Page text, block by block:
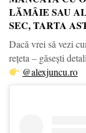
LĂMÂIE SAU
SEC, TARTA
Dacă vrei să vezi
rețeta – găsești
@alexjuncu.ro